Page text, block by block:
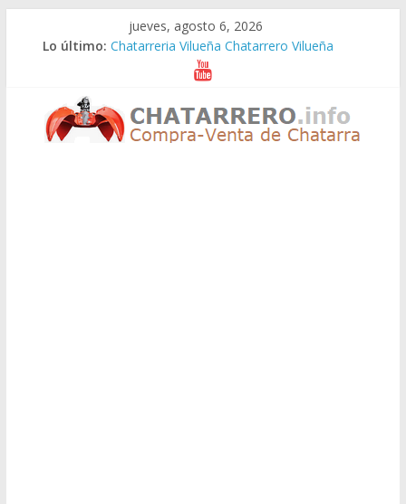
jueves, agosto 6, 2026
Lo último: Chatarreria Vilueña Chatarrero Vilueña
Chatarreria Zuera Chatarrero Zuera
Chatarreria Zaragoza Chatarrero Zaragoza
Chatarreria Zaida Chatarrero Zaida
Chatarreria Vistabella Chatarrero Vistabella